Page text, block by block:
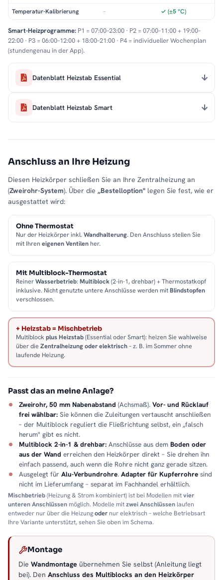
Temperatur-Kalibrierung – ✓ (±5 °C)
Smart-Heizprogramme: P1 = 07:00–23:00 · P2 = 07:00–11:00 + 19:00–
22:00 · P3 = 06:00–12:00 + 18:00–21:00 · P4 = individueller Wochenplan
(stundengenau in der App).
Datenblatt Heizstab Essential
Datenblatt Heizstab Smart
Anschluss an Ihre Heizung
Diesen Heizkörper schließen Sie an Ihre Zentralheizung an
(Zweirohr-System). Über die „Bestelloption" legen Sie fest, wie er
ausgestattet wird:
Ohne Thermostat
Nur der Heizkörper inkl. Wandhalterung. Den Anschluss stellen Sie
mit Ihren eigenen Ventilen her.
Mit Multiblock-Thermostat
ReinerWasserbetrieb: Multiblock(2-in-1, drehbar) + Thermostatkopf
inklusive. Nicht genutzte untere Anschlüsse werden mitBlindstopfen
verschlossen.
+ Heizstab = Mischbetrieb
Multiblock plus Heizstab(Essential oder Smart): heizen Sie wahlweise
über die Zentralheizung oder elektrisch– z. B. im Sommer ohne
laufende Heizung.
Passt das an meine Anlage?
Zweirohr, 50 mm Nabenabstand (Achsmaß). Vor- und Rücklauf
frei wählbar: Sie können die Zuleitungen vertauscht anschließen
– der Multiblock reguliert die Fließrichtung selbst, ein „falsch
herum" gibt es nicht.
Multiblock 2-in-1 & drehbar: Anschlüsse aus dem Boden oder
aus der Wand erreichen den Heizkörper direkt – Sie drehen ihn
einfach passend, auch wenn die Rohre nicht ganz gerade sitzen.
Ausgelegt für Alu-Verbundrohre. Adapter für Kupferrohre sind
nicht im Lieferumfang – separat im Fachhandel erhältlich.
Mischbetrieb(Heizung & Strom kombiniert) ist bei Modellen mitvier
unteren Anschlüssen möglich. Modelle mitzwei Anschlüssen laufen
entweder nur über die Heizungoder nur elektrisch – welche Betriebsart
Ihre Variante unterstützt, sehen Sie oben im Schema.
Montage
Die Wandmontage übernehmen Sie selbst (Anleitung liegt
bei). Den Anschluss des Multiblocks an den Heizkörper